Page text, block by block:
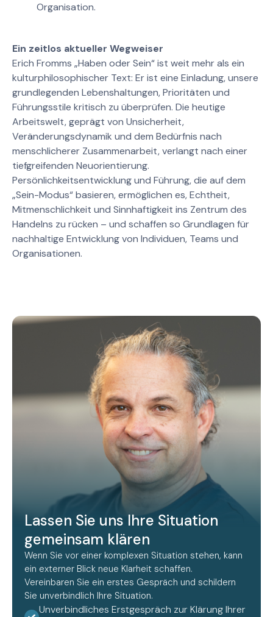
Organisation.
Ein zeitlos aktueller Wegweiser
Erich Fromms „Haben oder Sein“ ist weit mehr als ein
kulturphilosophischer Text: Er ist eine Einladung, unsere
grundlegenden Lebenshaltungen, Prioritäten und
Führungsstile kritisch zu überprüfen. Die heutige
Arbeitswelt, geprägt von Unsicherheit,
Veränderungsdynamik und dem Bedürfnis nach
menschlicherer Zusammenarbeit, verlangt nach einer
tiefgreifenden Neuorientierung.
Persönlichkeitsentwicklung und Führung, die auf dem
„Sein-Modus“ basieren, ermöglichen es, Echtheit,
Mitmenschlichkeit und Sinnhaftigkeit ins Zentrum des
Handelns zu rücken – und schaffen so Grundlagen für
nachhaltige Entwicklung von Individuen, Teams und
Organisationen.
Lassen Sie uns Ihre Situation
gemeinsam klären
Wenn Sie vor einer komplexen Situation stehen, kann
ein externer Blick neue Klarheit schaffen.
Vereinbaren Sie ein erstes Gespräch und schildern
Sie unverbindlich Ihre Situation.
Unverbindliches Erstgespräch zur Klärung Ihrer